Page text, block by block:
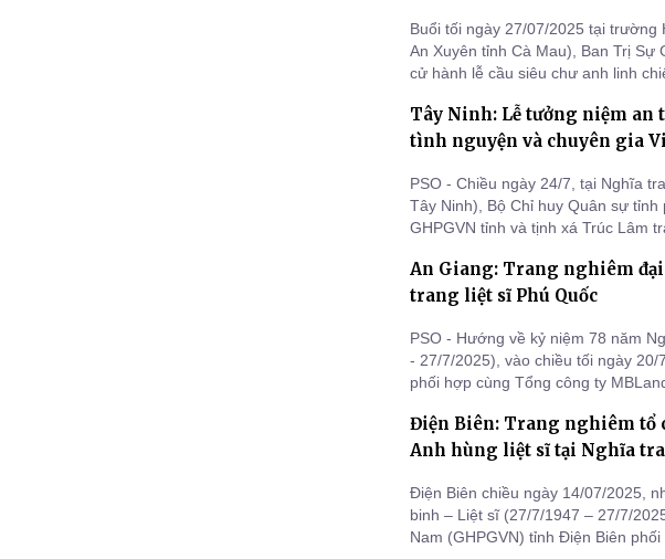
Buổi tối ngày 27/07/2025 tại
An Xuyên tỉnh Cà Mau), Ban Trị Sự
cử hành lễ cầu siêu chư anh linh
Tây Ninh: Lễ tưởng niệm an
tình nguyện và chuyên gia
PSO - Chiều ngày 24/7, tại Nghĩa
Tây Ninh), Bộ Chỉ huy Quân sự
GHPGVN tỉnh và tịnh xá Trúc Lâm
gia Việt Nam hy sinh ở
đợt 2 – giai đ
An Giang: Trang nghiêm
trang liệt sĩ Phú Quốc
PSO - Hướng về kỷ niệm 78 năm
- 27/7/2025), vào chiều tối ngày 20/
phối hợp cùng Tổng công ty
sĩ Phú Quốc, tỉnh An Giang.
Điện Biên: Trang nghiêm tổ
Anh hùng liệt sĩ tại Nghĩa
Điện Biên chiều ngày 14/07/2025,
binh – Liệt sĩ (27/7/1947 – 27/7/
Nam (GHPGVN) tỉnh Điện Biên